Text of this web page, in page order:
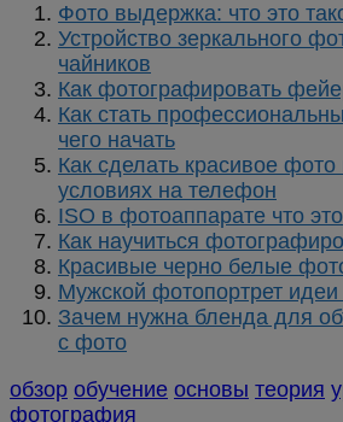
Фото выдержка: что это
Устройство зеркального
чайников
Как фотографировать
Как стать
чего начать
Как сделать красивое
условиях на телефон
ISO в фотоаппарате что это
Как научиться
Красивые черно белые
Мужской фотопортрет идеи
Зачем нужна бленда для
с фото
обзор обучение основы теория
фотография